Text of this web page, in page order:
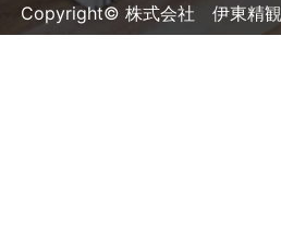
Copyright© 株式会社 伊東精